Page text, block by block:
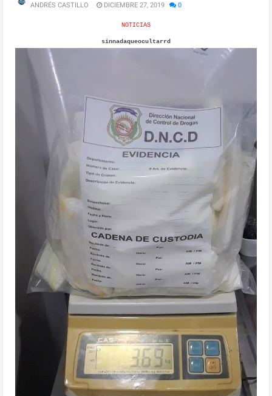
ANDRÉS CASTILLO DICIEMBRE 27, 2019 0
NOTICIAS
sinnadaqueocultarrd